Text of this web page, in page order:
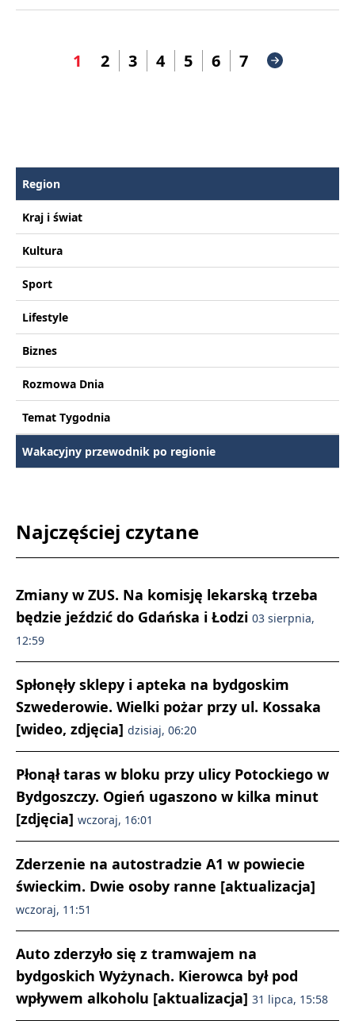
1 2 3 4 5 6 7
Region
Kraj i świat
Kultura
Sport
Lifestyle
Biznes
Rozmowa Dnia
Temat Tygodnia
Wakacyjny przewodnik po regionie
Najczęściej czytane
Zmiany w ZUS. Na komisję lekarską trzeba
będzie jeździć do Gdańska i Łodzi 03 sierpnia,
12:59
Spłonęły sklepy i apteka na bydgoskim
Szwederowie. Wielki pożar przy ul. Kossaka
[wideo, zdjęcia] dzisiaj, 06:20
Płonął taras w bloku przy ulicy Potockiego w
Bydgoszczy. Ogień ugaszono w kilka minut
[zdjęcia] wczoraj, 16:01
Zderzenie na autostradzie A1 w powiecie
świeckim. Dwie osoby ranne [aktualizacja]
wczoraj, 11:51
Auto zderzyło się z tramwajem na
bydgoskich Wyżynach. Kierowca był pod
wpływem alkoholu [aktualizacja] 31 lipca, 15:58